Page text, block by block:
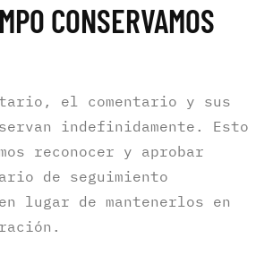
CONSERVAMOS
el comentario y sus
indefinidamente. Esto
reconocer y aprobar
de seguimiento
lugar de mantenerlos en